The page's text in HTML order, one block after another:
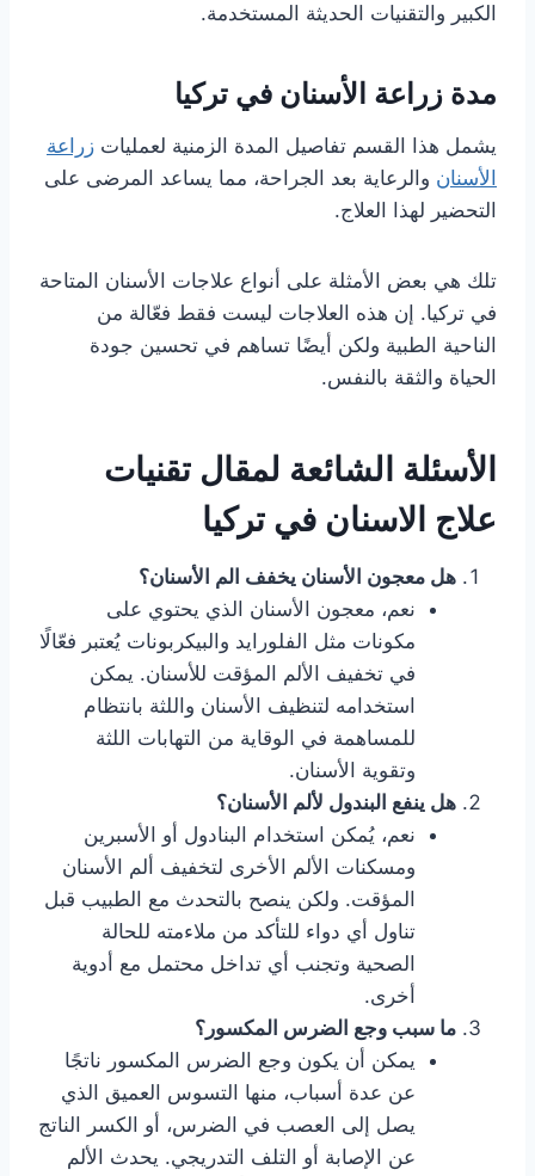
الكبير والتقنيات الحديثة المستخدمة.
مدة زراعة الأسنان في تركيا
يشمل هذا القسم تفاصيل المدة الزمنية لعمليات زراعة
الأسنان والرعاية بعد الجراحة، مما يساعد المرضى على
التحضير لهذا العلاج.
تلك هي بعض الأمثلة على أنواع علاجات الأسنان المتاحة
في تركيا. إن هذه العلاجات ليست فقط فعّالة من
الناحية الطبية ولكن أيضًا تساهم في تحسين جودة
الحياة والثقة بالنفس.
الأسئلة الشائعة لمقال تقنيات
علاج الاسنان في تركيا
هل معجون الأسنان يخفف الم الأسنان؟
نعم، معجون الأسنان الذي يحتوي على
مكونات مثل الفلورايد والبيكربونات يُعتبر فعّالًا
في تخفيف الألم المؤقت للأسنان. يمكن
استخدامه لتنظيف الأسنان واللثة بانتظام
للمساهمة في الوقاية من التهابات اللثة
وتقوية الأسنان.
هل ينفع البندول لألم الأسنان؟
نعم، يُمكن استخدام البنادول أو الأسبرين
ومسكنات الألم الأخرى لتخفيف ألم الأسنان
المؤقت. ولكن ينصح بالتحدث مع الطبيب قبل
تناول أي دواء للتأكد من ملاءمته للحالة
الصحية وتجنب أي تداخل محتمل مع أدوية
أخرى.
ما سبب وجع الضرس المكسور؟
يمكن أن يكون وجع الضرس المكسور ناتجًا
عن عدة أسباب، منها التسوس العميق الذي
يصل إلى العصب في الضرس، أو الكسر الناتج
عن الإصابة أو التلف التدريجي. يحدث الألم